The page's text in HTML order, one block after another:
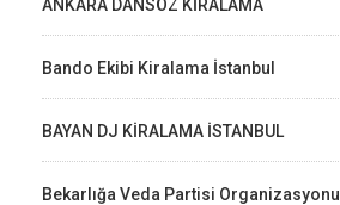
ANKARA DANSÖZ KİRALAMA
Bando Ekibi Kiralama İstanbul
BAYAN DJ KİRALAMA İSTANBUL
Bekarlığa Veda Partisi Organizasyonu